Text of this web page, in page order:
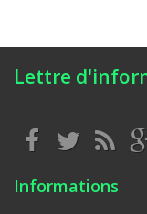
Lettre
Informations